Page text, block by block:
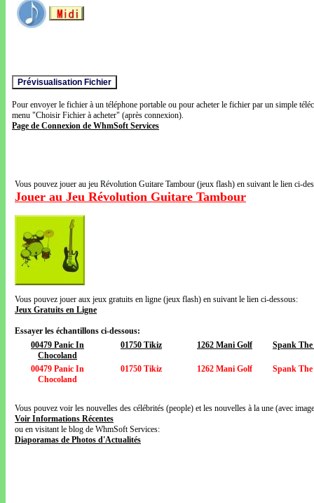
Pour envoyer le fichier à un téléphone portable ou pour acheter le fichier par un simple
menu "Choisir Fichier à acheter" (après connexion).
Page de Connexion de WhmSoft Services
Vous pouvez jouer au jeu Révolution Guitare Tambour (jeux flash) en suivant le lien ci-
Jouer au Jeu Révolution Guitare Tambour
Vous pouvez jouer aux jeux gratuits en ligne (jeux flash) en suivant le lien ci-dessous:
Jeux Gratuits en Ligne
Essayer les échantillons ci-dessous:
00479 Panic In
Chocoland
01750 Tikiz 1262 Mani Golf Spank
00479 Panic In
Chocoland
01750 Tikiz 1262 Mani Golf Spank
Vous pouvez voir les nouvelles des célébrités (people) et les nouvelles à la une (avec
Voir Informations Récentes
ou en visitant le blog de WhmSoft Services:
Diaporamas de Photos d'Actualités